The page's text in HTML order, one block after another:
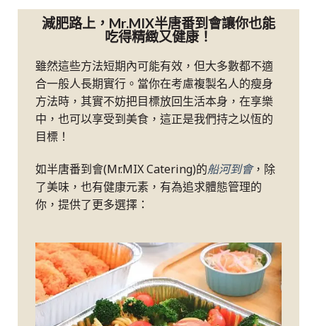
減肥路上，Mr.MIX半唐番到會讓你也能
吃得精緻又健康！
雖然這些方法短期內可能有效，但大多數都不適
合一般人長期實行。當你在考慮複製名人的瘦身
方法時，其實不妨把目標放回生活本身，在享樂
中，也可以享受到美食，這正是我們持之以恆的
目標！
如半唐番到會(Mr.MIX Catering)的船河到會，除
了美味，也有健康元素，有為追求體態管理的
你，提供了更多選擇：